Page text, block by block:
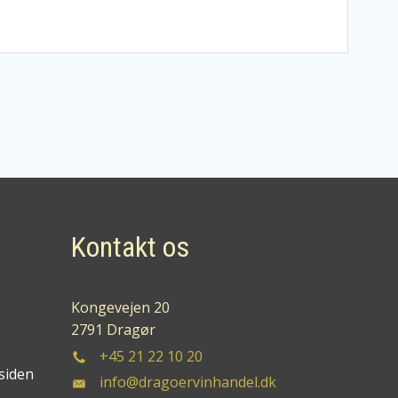
Kontakt os
Kongevejen 20
2791 Dragør
+45 21 22 10 20
info@dragoervinhandel.dk